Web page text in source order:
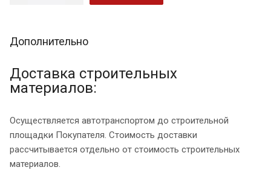
Дополнительно
Доставка строительных
материалов:
Осуществляется автотранспортом до строительной
площадки Покупателя. Стоимость доставки
рассчитывается отдельно от стоимость строительных
материалов.